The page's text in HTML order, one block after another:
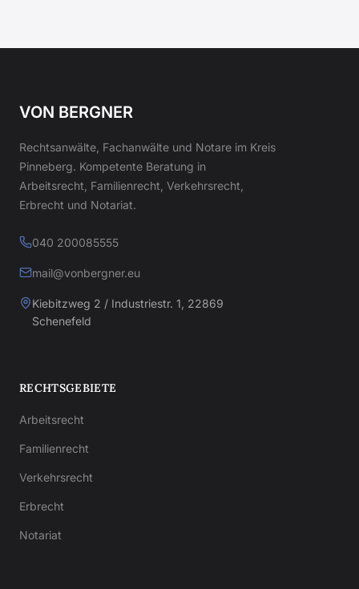
VON BERGNER
Rechtsanwälte, Fachanwälte und Notare im Kreis
Pinneberg. Kompetente Beratung in
Arbeitsrecht, Familienrecht, Verkehrsrecht,
Erbrecht und Notariat.
040 200085555
mail@vonbergner.eu
Kiebitzweg 2 / Industriestr. 1, 22869
Schenefeld
RECHTSGEBIETE
Arbeitsrecht
Familienrecht
Verkehrsrecht
Erbrecht
Notariat